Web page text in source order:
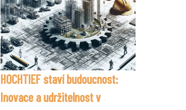
HOCHTIEF staví budoucnost:
Inovace a udržitelnost v